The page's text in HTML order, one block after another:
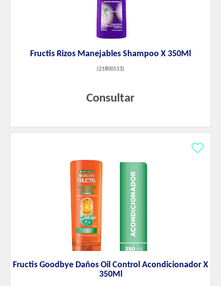
Fructis Rizos Manejables Shampoo X 350Ml
(21800513)
Consultar
Fructis Goodbye Daños Oil Control Acondicionador X
350Ml